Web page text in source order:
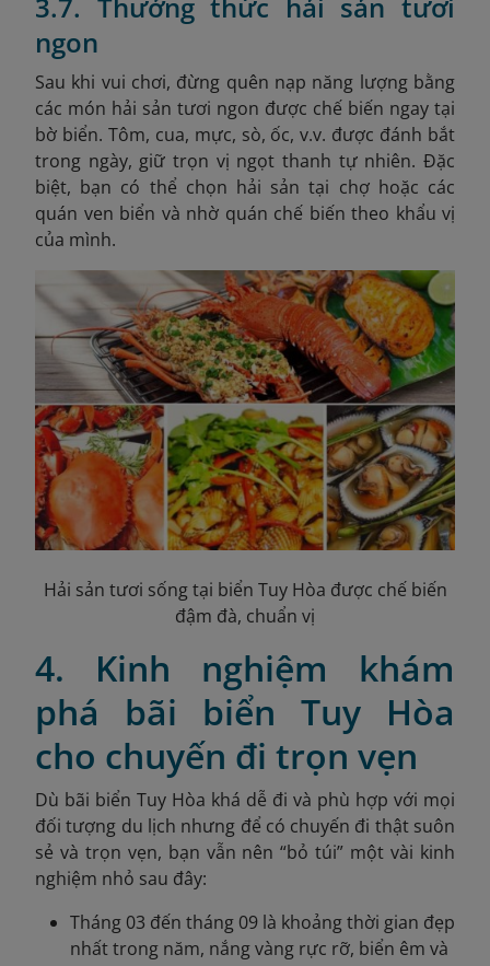
3.7. Thưởng thức hải sản tươi
ngon
Sau khi vui chơi, đừng quên nạp năng lượng bằng
các món hải sản tươi ngon được chế biến ngay tại
bờ biển. Tôm, cua, mực, sò, ốc, v.v. được đánh bắt
trong ngày, giữ trọn vị ngọt thanh tự nhiên. Đặc
biệt, bạn có thể chọn hải sản tại chợ hoặc các
quán ven biển và nhờ quán chế biến theo khẩu vị
của mình.
Hải sản tươi sống tại biển Tuy Hòa được chế biến
đậm đà, chuẩn vị
4. Kinh nghiệm khám
phá bãi biển Tuy Hòa
cho chuyến đi trọn vẹn
Dù bãi biển Tuy Hòa khá dễ đi và phù hợp với mọi
đối tượng du lịch nhưng để có chuyến đi thật suôn
sẻ và trọn vẹn, bạn vẫn nên “bỏ túi” một vài kinh
nghiệm nhỏ sau đây:
Tháng 03 đến tháng 09 là khoảng thời gian đẹp
nhất trong năm, nắng vàng rực rỡ, biển êm và